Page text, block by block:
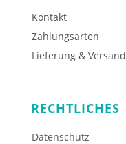
Kontakt
Zahlungsarten
Lieferung & Versand
RECHTLICHES
Datenschutz